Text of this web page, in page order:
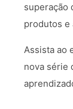
superação
produtos e
Assista ao
nova série